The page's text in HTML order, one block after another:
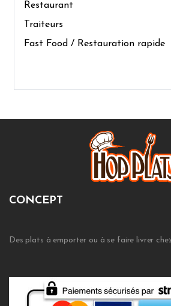
Restaurant
Traiteurs
Fast Food / Restauration rapide
CONCEPT
Des plats à emporter ou à se faire livrer